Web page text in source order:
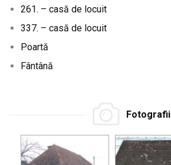
261. – casă de locuit
337. – casă de locuit
Poartă
Fântână
Fotografii